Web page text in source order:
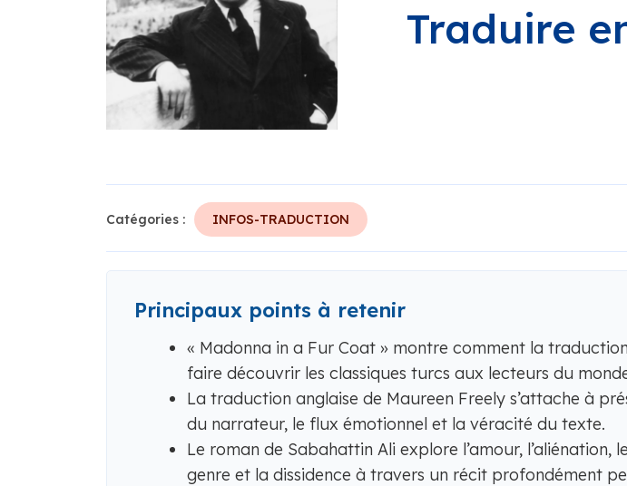
Traduire
Catégories : INFOS-TRADUCTION
Principaux points à retenir
« Madonna in a Fur Coat » montre comment la
faire découvrir les classiques turcs aux lecteurs du
La traduction anglaise de Maureen Freely s’attache à
du narrateur, le flux émotionnel et la véracité du texte.
Le roman de Sabahattin Ali explore l’amour, l’aliénation,
genre et la dissidence à travers un récit profondément